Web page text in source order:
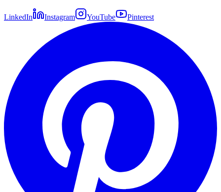
LinkedIn Instagram YouTube Pinterest